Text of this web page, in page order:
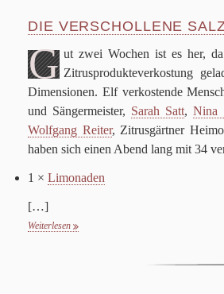
DIE VERSCHOLLENE
G ut zwei Wochen ist es her,
Zitrus­pro­duk­te­ver­ko­stung
Dimen­sio­nen. Elf ver­ko­stende
und Sän­ger­mei­ster, Sarah Satt,Nina
Wolf­gang Rei­ter, Zitrus­gärt­ner
haben sich einen Abend lang mit 34
1 × Limo­na­den
[…]
Weiterlesen